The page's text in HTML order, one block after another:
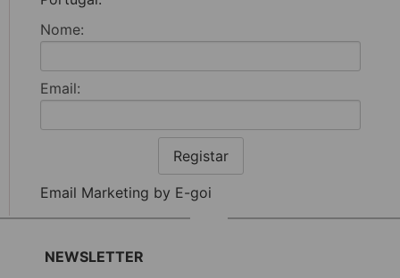
Nome:
Email:
Registar
Email Marketing by E-goi
NEWSLETTER